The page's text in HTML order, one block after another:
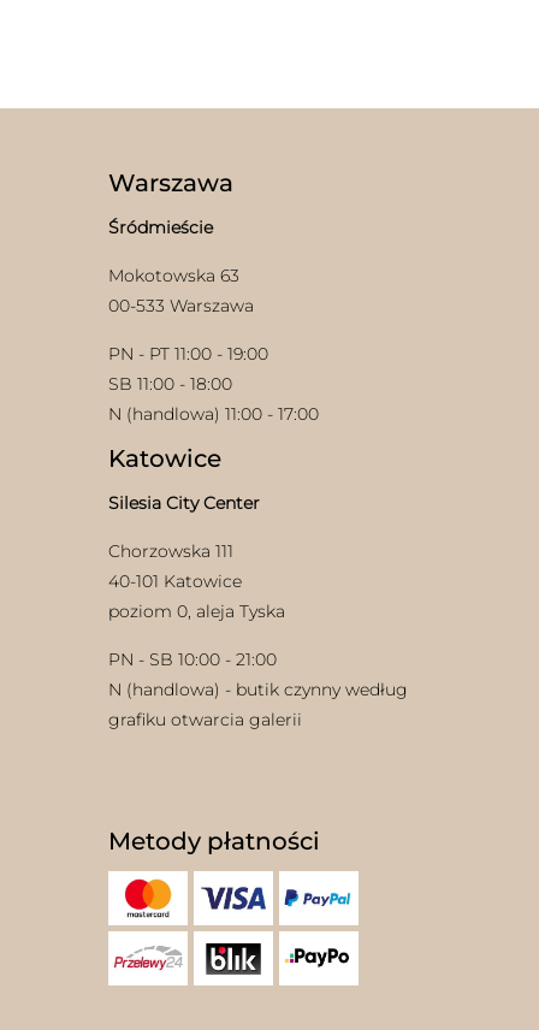
stronie
Warszawa
Śródmieście
Mokotowska 63
00-533 Warszawa
PN - PT 11:00 - 19:00
SB 11:00 - 18:00
N (handlowa) 11:00 - 17:00
Katowice
Silesia City Center
Chorzowska 111
40-101 Katowice
poziom 0, aleja Tyska
PN - SB 10:00 - 21:00
N (handlowa) - butik czynny według
grafiku otwarcia galerii
Metody płatności